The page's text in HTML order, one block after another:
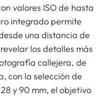
valores ISO de hasta
integrado permite
una distancia de
los detalles más
callejera, de
con la selección de
y 90 mm, el objetivo